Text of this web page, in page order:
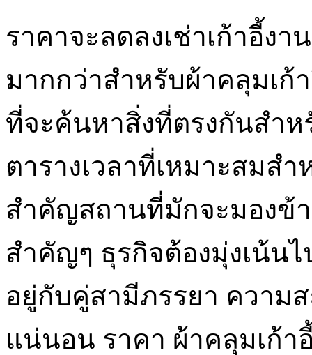
ราคาจะลดลงเช่าเก้าอี้ง
มากกว่าสำหรับผ้าคลุมเก้
ที่จะค้นหาสิ่งที่ตรงกันสำห
ตารางเวลาที่เหมาะสมส
สำคัญสถานที่มักจะมองข้
สำคัญๆ ธุรกิจต้องมุ่งเน้น
อยู่กับคู่สามีภรรยา ความ
แน่นอน ราคา ผ้าคลุมเก้